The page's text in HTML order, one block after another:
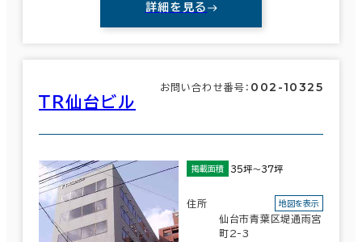
詳細を見る
ＴＲ仙台ビル
お問い合わせ番号： 002-10325
掲載面積 35坪～37坪
住所
仙台市青葉区堤通雨宮
町2-3
地図を表示